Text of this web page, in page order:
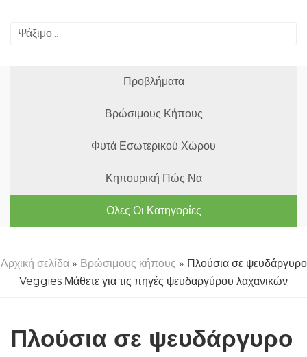
Προβλήματα
Βρώσιμους Κήπους
Φυτά Εσωτερικού Χώρου
Κηπουρική Πώς Να
Ολες Οι Κατηγορίες
Αρχική σελίδα» Βρώσιμους κήπους » Πλούσια σε ψευδάργυρο
Veggies Μάθετε για τις πηγές ψευδαργύρου λαχανικών
Πλούσια σε ψευδάργυρο